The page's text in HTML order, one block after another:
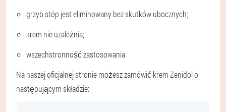
grzyb stóp jest eliminowany bez skutków ubocznych;
krem nie uzależnia;
wszechstronność zastosowania.
Na naszej oficjalnej stronie możesz zamówić krem Zenidol o
następującym składzie: